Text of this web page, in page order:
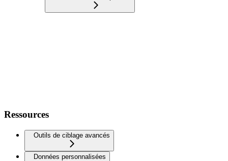
Ressources
Outils de ciblage avancés
Données personnalisées